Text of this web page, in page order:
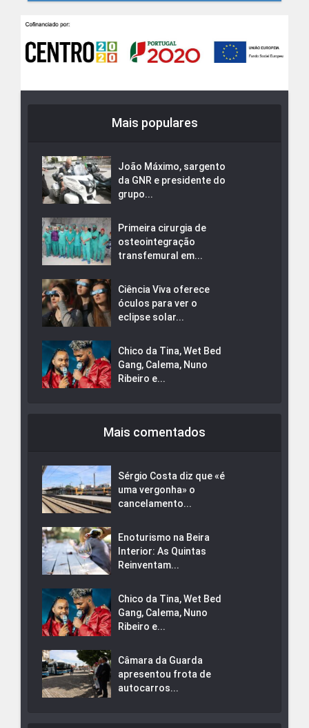
Mais populares
João Máximo, sargento
da GNR e presidente do
grupo...
Primeira cirurgia de
osteointegração
transfemural em...
Ciência Viva oferece
óculos para ver o
eclipse solar...
Chico da Tina, Wet Bed
Gang, Calema, Nuno
Ribeiro e...
Mais comentados
Sérgio Costa diz que «é
uma vergonha» o
cancelamento...
Enoturismo na Beira
Interior: As Quintas
Reinventam...
Chico da Tina, Wet Bed
Gang, Calema, Nuno
Ribeiro e...
Câmara da Guarda
apresentou frota de
autocarros...